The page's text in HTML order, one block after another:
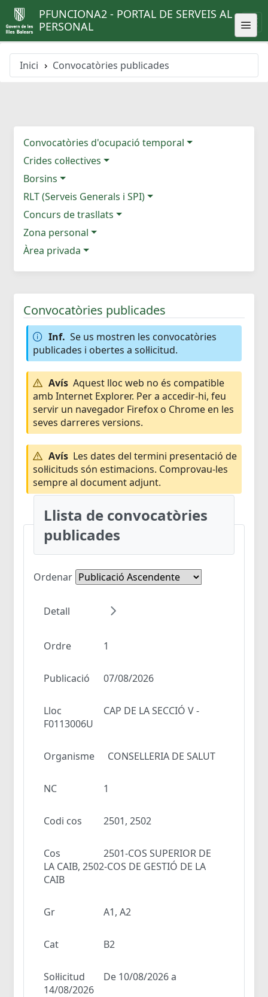
PFUNCIONA2 - PORTAL DE SERVEIS AL
PERSONAL
Inici Convocatòries publicades
Convocatòries d'ocupació temporal
Crides col·lectives
Borsins
RLT (Serveis Generals i SPI)
Concurs de trasllats
Zona personal
Àrea privada
Convocatòries publicades
Inf. Se us mostren les convocatòries
publicades i obertes a sol·licitud.
Avís Aquest lloc web no és compatible
amb Internet Explorer. Per a accedir-hi, feu
servir un navegador Firefox o Chrome en les
seves darreres versions.
Avís Les dates del termini presentació de
sol·licituds són estimacions. Comprovau-les
sempre al document adjunt.
Llista de convocatòries
publicades
Ordenar
Detall
Ordre 1
Publicació 07/08/2026
Lloc
CAP DE LA SECCIÓ V -
F0113006U
Organisme CONSELLERIA DE SALUT
NC 1
Codi cos 2501, 2502
Cos
2501-COS SUPERIOR DE
LA CAIB, 2502-COS DE GESTIÓ DE LA
CAIB
Gr A1, A2
Cat B2
Sol·licitud
De 10/08/2026 a
14/08/2026